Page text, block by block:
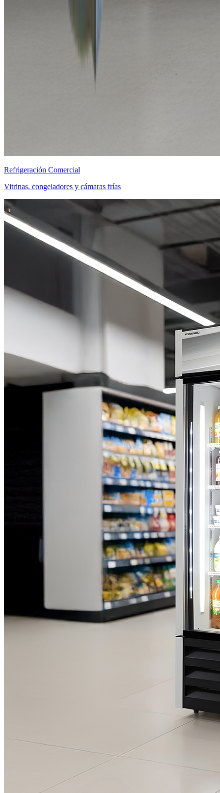
Refrigeración Comercial
Vitrinas, congeladores y cámaras frías